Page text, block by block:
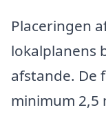
Placeringen
lokalplanens
afstande. De
minimum 2,5